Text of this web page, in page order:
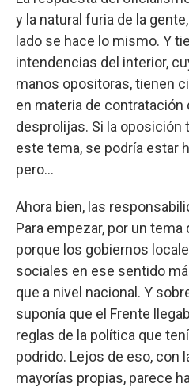
y la natural furia de la
lado se hace lo mismo. Y
intendencias del interior,
manos opositoras, tienen
en materia de
desprolijas. Si la oposición
este tema, se podría estar
pero...
Ahora bien, las
Para empezar, por un
porque los gobiernos
sociales en ese sentido
que a nivel nacional. Y
suponía que el Frente
reglas de la política que
podrido. Lejos de eso, con
mayorías propias, parece